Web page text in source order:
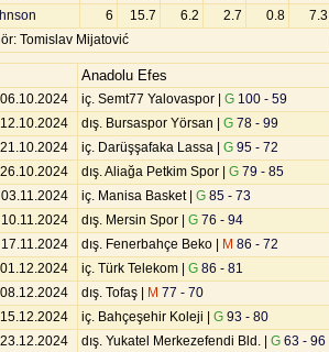
6 15.7 6.2 2.7 0.8 7.3
Tomislav Mijatović
Anadolu Efes
06.10.2024 iç. Semt77 Yalovaspor | G 100 - 59
12.10.2024 dış. Bursaspor Yörsan | G 78 - 99
21.10.2024 iç. Darüşşafaka Lassa | G 95 - 72
26.10.2024 dış. Aliağa Petkim Spor | G 79 - 85
03.11.2024 iç. Manisa Basket | G 85 - 73
10.11.2024 dış. Mersin Spor | G 76 - 94
17.11.2024 dış. Fenerbahçe Beko | M 86 - 72
01.12.2024 iç. Türk Telekom | G 86 - 81
08.12.2024 dış. Tofaş | M 77 - 70
15.12.2024 iç. Bahçeşehir Koleji | G 93 - 80
23.12.2024 dış. Yukatel Merkezefendi Bld. | G 63 - 96